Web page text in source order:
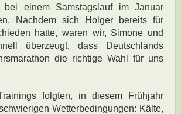
bei einem Samstagslauf im Januar
Nachdem sich Holger bereits für
hatte, waren wir, Simone und
überzeugt, dass Deutschlands
die richtige Wahl für uns
folgten, in diesem Frühjahr
Wetterbedingungen: Kälte,